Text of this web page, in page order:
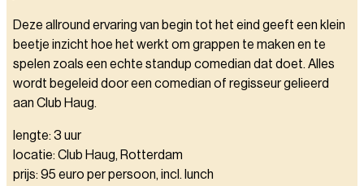
Deze allround ervaring van begin tot het eind geeft een klein
beetje inzicht hoe het werkt om grappen te maken en te
spelen zoals een echte standup comedian dat doet. Alles
wordt begeleid door een comedian of regisseur gelieerd
aan Club Haug.
lengte: 3 uur
locatie: Club Haug, Rotterdam
prijs: 95 euro per persoon, incl. lunch